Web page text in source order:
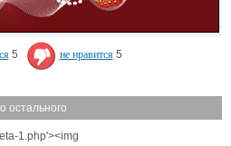
5 не нравится 5
остального
1.php'><img